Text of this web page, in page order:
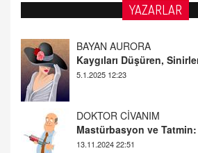
YAZARLAR
BAYAN AURORA
Kaygıları Düşüren,
5.1.2025 12:23
DOKTOR CİVANIM
Mastürbasyon ve
13.11.2024 22:51